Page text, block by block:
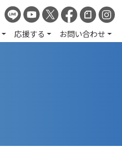
応援する お問い合わせ